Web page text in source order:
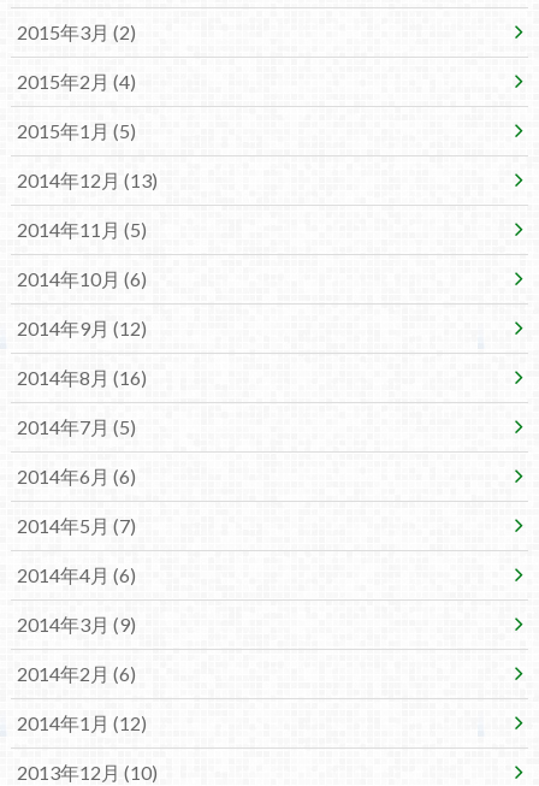
2015年3月 (2)
2015年2月 (4)
2015年1月 (5)
2014年12月 (13)
2014年11月 (5)
2014年10月 (6)
2014年9月 (12)
2014年8月 (16)
2014年7月 (5)
2014年6月 (6)
2014年5月 (7)
2014年4月 (6)
2014年3月 (9)
2014年2月 (6)
2014年1月 (12)
2013年12月 (10)